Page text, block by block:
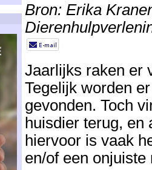
Bron: Erika
Jaarlijks raken er
Tegelijk worden
gevonden. Toch
huisdier terug, en
hiervoor is vaak
en/of een onjuiste